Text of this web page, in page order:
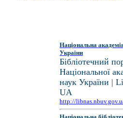
Національна
України
Бібліотечний
Національної
наук України |
UA
http://